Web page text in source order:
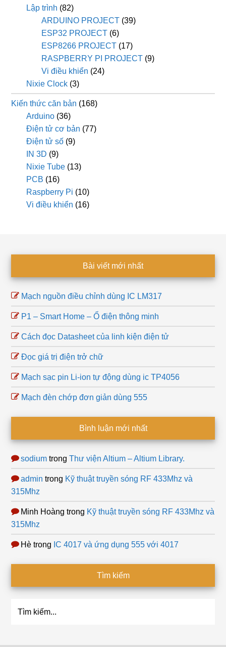
Lập trình (82)
ARDUINO PROJECT (39)
ESP32 PROJECT (6)
ESP8266 PROJECT (17)
RASPBERRY PI PROJECT (9)
Vi điều khiển (24)
Nixie Clock (3)
Kiến thức căn bản (168)
Arduino (36)
Điện tử cơ bản (77)
Điện tử số (9)
IN 3D (9)
Nixie Tube (13)
PCB (16)
Raspberry Pi (10)
Vi điều khiển (16)
Bài viết mới nhất
Mạch nguồn điều chỉnh dùng IC LM317
P1 – Smart Home – Ổ điện thông minh
Cách đọc Datasheet của linh kiện điện tử
Đọc giá trị điện trở chữ
Mạch sạc pin Li-ion tự động dùng ic TP4056
Mạch đèn chớp đơn giản dùng 555
Bình luận mới nhất
sodium trongThư viện Altium – Altium Library.
admin trong Kỹ thuật truyền sóng RF 433Mhz và
315Mhz
Minh Hoàng trong Kỹ thuật truyền sóng RF 433Mhz và
315Mhz
Hè trong IC 4017 và ứng dụng 555 với 4017
Tìm kiếm